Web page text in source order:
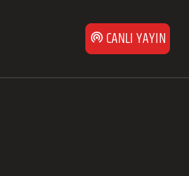
CANLI YAYIN